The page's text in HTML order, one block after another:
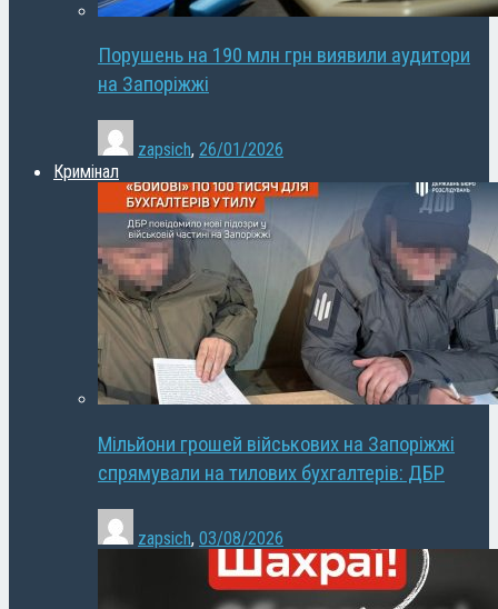
Порушень на 190 млн грн виявили аудитори
на Запоріжжі
zapsich, 26/01/2026
Кримінал
Мільйони грошей військових на Запоріжжі
спрямували на тилових бухгалтерів: ДБР
zapsich, 03/08/2026